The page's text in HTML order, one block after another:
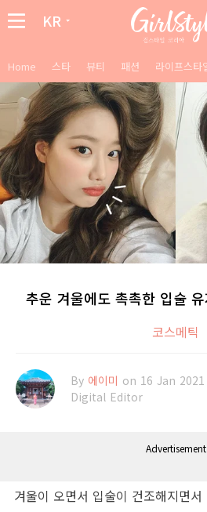
KR
Home 스타 뷰티 패션 라이프스타
추운 겨울에도 촉촉한 입술
코스메틱
By 에이미 on 16 Jan 2021
Digital Editor
Advertisement
겨울이 오면서 입술이 건조해지면